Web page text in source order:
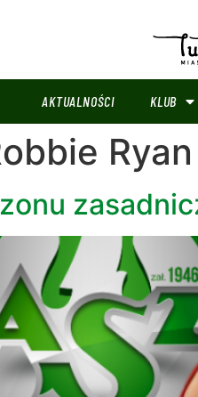
AKTUALNOŚCI KLUB
Ryan